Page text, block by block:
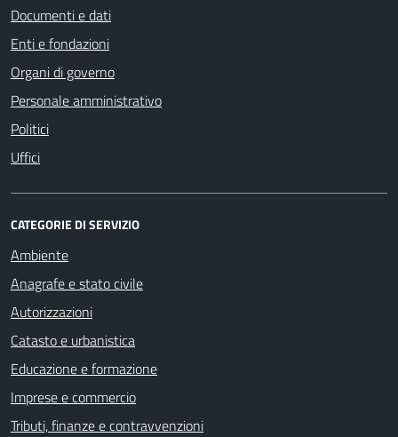
Documenti e dati
Enti e fondazioni
Organi di governo
Personale amministrativo
Politici
Uffici
CATEGORIE DI SERVIZIO
Ambiente
Anagrafe e stato civile
Autorizzazioni
Catasto e urbanistica
Educazione e formazione
Imprese e commercio
Tributi, finanze e contravvenzioni